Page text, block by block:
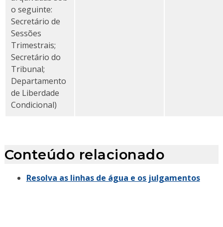
o seguinte:
Secretário de
Sessões
Trimestrais;
Secretário do
Tribunal;
Departamento
de Liberdade
Condicional)
Conteúdo relacionado
Resolva as linhas de água e os julgamentos